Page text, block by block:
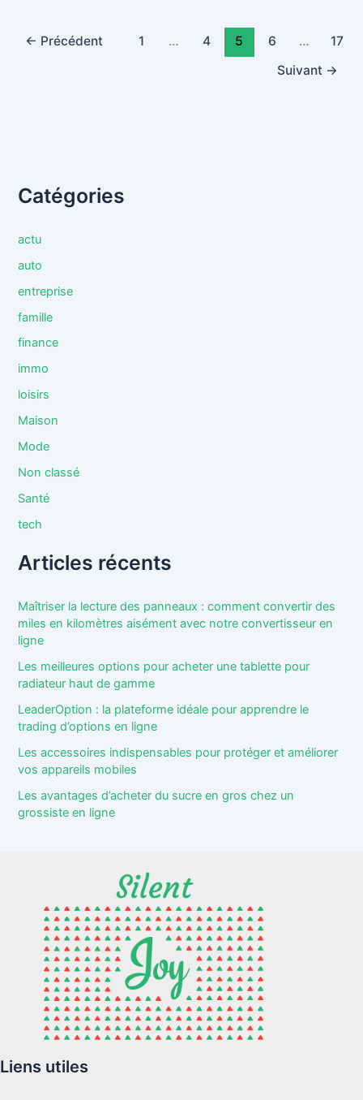
← Précédent 1 … 4 5 6 …
17
Suivant →
Catégories
actu
auto
entreprise
famille
finance
immo
loisirs
Maison
Mode
Non classé
Santé
tech
Articles récents
Maîtriser la lecture des panneaux : comment convertir des
miles en kilomètres aisément avec notre convertisseur en
ligne
Les meilleures options pour acheter une tablette pour
radiateur haut de gamme
LeaderOption : la plateforme idéale pour apprendre le
trading d’options en ligne
Les accessoires indispensables pour protéger et améliorer
vos appareils mobiles
Les avantages d’acheter du sucre en gros chez un
grossiste en ligne
Liens utiles